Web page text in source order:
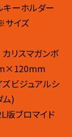
キーホルダー
サイズ
カリスマガンボ
ビジュアルシ
ム)​
版ブロマイド